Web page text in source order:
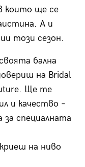
които ще се
А и
този сезон.
бална
на Bridal
Ще те
и качество –
специалната
на ниво